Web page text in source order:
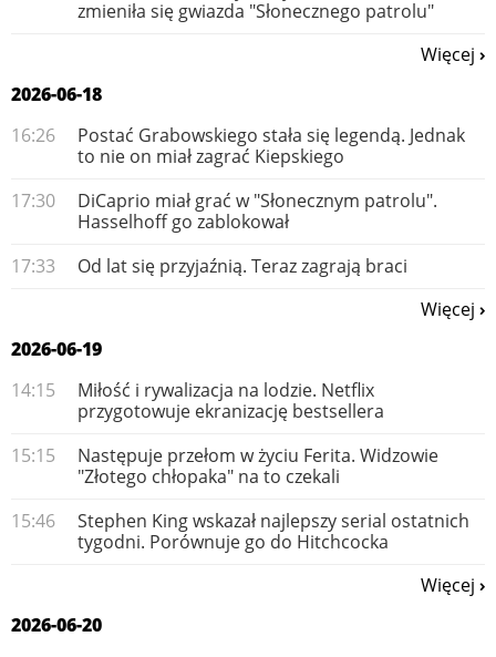
zmieniła się gwiazda "Słonecznego patrolu"
Więcej
2026-06-18
16:26
Postać Grabowskiego stała się legendą. Jednak
to nie on miał zagrać Kiepskiego
17:30
DiCaprio miał grać w "Słonecznym patrolu".
Hasselhoff go zablokował
17:33
Od lat się przyjaźnią. Teraz zagrają braci
Więcej
2026-06-19
14:15
Miłość i rywalizacja na lodzie. Netflix
przygotowuje ekranizację bestsellera
15:15
Następuje przełom w życiu Ferita. Widzowie
"Złotego chłopaka" na to czekali
15:46
Stephen King wskazał najlepszy serial ostatnich
tygodni. Porównuje go do Hitchcocka
Więcej
2026-06-20